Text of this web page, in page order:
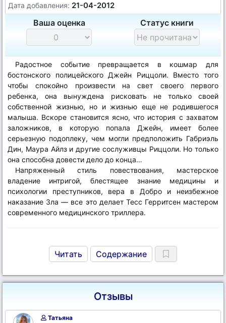
Дата добавления: 21-04-2012
Ваша оценка Статус книги
Радостное событие превращается в кошмар для
бостонского полицейского Джейн Риццоли. Вместо того
чтобы спокойно произвести на свет своего первого
ребенка, она вынуждена рисковать не только своей
собственной жизнью, но и жизнью еще не родившегося
малыша. Вскоре становится ясно, что история с захватом
заложников, в которую попала Джейн, имеет более
серьезную подоплеку, чем могли предположить Габриэль
Дин, Маура Айлз и другие сослуживцы Риццоли. Но только
она способна довести дело до конца…
Напряженный стиль повествования, мастерское
владение интригой, блестящее знание медицины и
психологии преступников, вера в Добро и неизбежное
наказание Зла — все это делает Тесс Герритсен мастером
современного медицинского триллера.
Читать Содержание
Отзывы
Татьяна